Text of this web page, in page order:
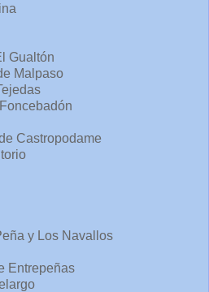
Gualtón
Malpaso
Castropodame
y Los Navallos
Entrepeñas